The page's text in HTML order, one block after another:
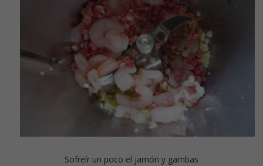
Sofreír un poco el jamón y gambas